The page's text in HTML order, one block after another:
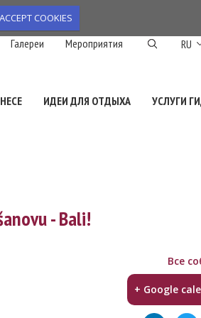
ACCEPT COOKIES
RU
Галереи Мероприятия
ИДЕИ ДЛЯ ОТДЫХА УСЛУГИ
- Bali!
Все
+ Google